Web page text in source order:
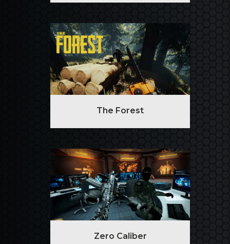
The Forest
Zero Caliber